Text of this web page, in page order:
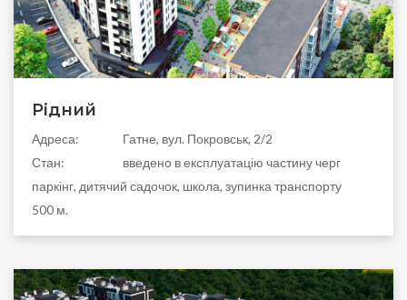
Рідний
Адреса:
Гатне, вул. Покровськ, 2/2
Стан:
введено в експлуатацію частину черг
паркінг, дитячий садочок, школа, зупинка транспорту
500 м.